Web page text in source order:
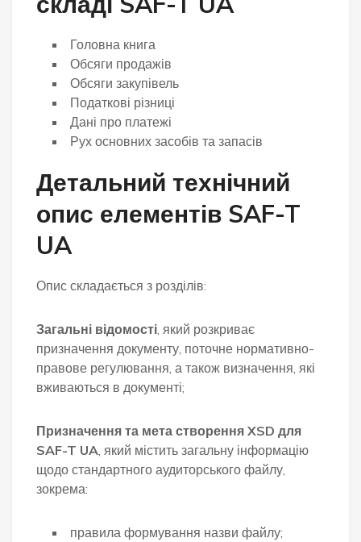
Головна книга
Обсяги продажів
Обсяги закупівель
Податкові різниці
Дані про платежі
Рух основних засобів та запасів
Детальний технічний
опис елементів SAF-T
UA
Опис складається з розділів:
Загальні відомості, який розкриває
призначення документу, поточне нормативно-
правове регулювання, а також визначення, які
вживаються в документі;
Призначення та мета створення XSD для
SAF-T UA, який містить загальну інформацію
щодо стандартного аудиторського файлу,
зокрема:
правила формування назви файлу;